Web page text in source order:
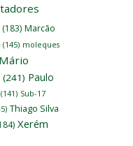
(183) Marcão
(145) moleques
Mário
(241) Paulo
(141) Sub-17
Thiago Silva
Xerém